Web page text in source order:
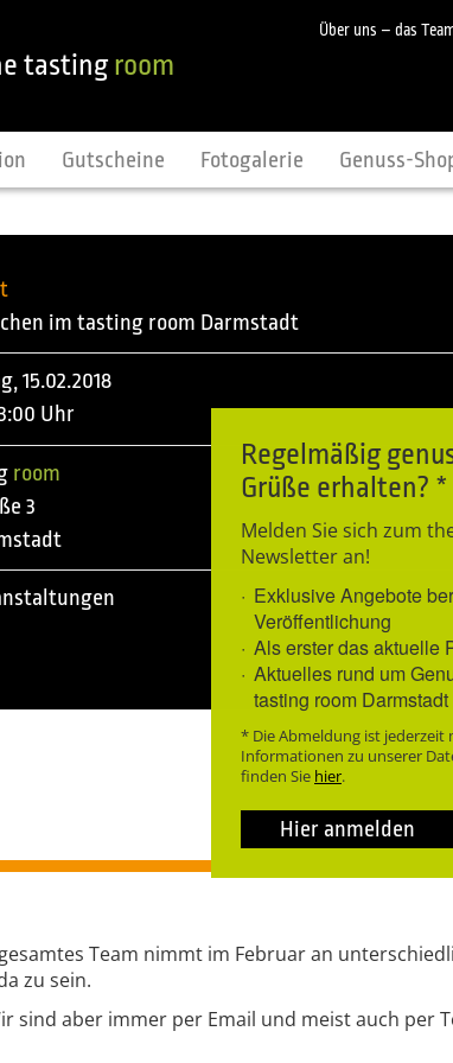
Über uns – das
tastingroom
Gutscheine Fotogalerie Genuss-
im tasting room Darmstadt
15.02.2018
Uhr
room
3
Team nimmt im Februar an
zu sein.
sind aber immer per Email und meist auch per
Regelmäßig
Grüße erhalten? *
Melden Sie sich zum
Newsletter an!
Exklusive Angebote
Veröffentlichung
Als erster das aktuelle
Aktuelles rund um
tasting room Darmstadt
* Die Abmeldung ist jederzeit
Informationen zu unserer
finden Sie hier.
Hier anmelden